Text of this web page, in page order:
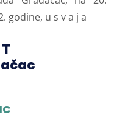
godine, u s v a j a
c